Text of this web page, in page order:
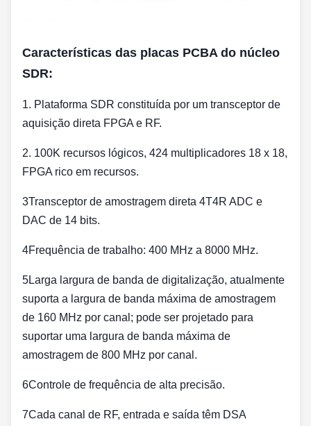
Características das placas PCBA do núcleo
SDR:
1. Plataforma SDR constituída por um transceptor de
aquisição direta FPGA e RF.
2. 100K recursos lógicos, 424 multiplicadores 18 x 18,
FPGA rico em recursos.
3Transceptor de amostragem direta 4T4R ADC e
DAC de 14 bits.
4Frequência de trabalho: 400 MHz a 8000 MHz.
5Larga largura de banda de digitalização, atualmente
suporta a largura de banda máxima de amostragem
de 160 MHz por canal; pode ser projetado para
suportar uma largura de banda máxima de
amostragem de 800 MHz por canal.
6Controle de frequência de alta precisão.
7Cada canal de RF, entrada e saída têm DSA